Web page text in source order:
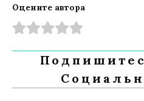
Оцените автора